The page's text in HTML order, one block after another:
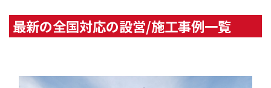
最新の全国対応の設営/施工事例一覧